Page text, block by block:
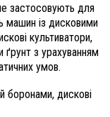
застосовують для
машин із дисковими
культиватори,
з урахуванням
умов.
боронами, дискові